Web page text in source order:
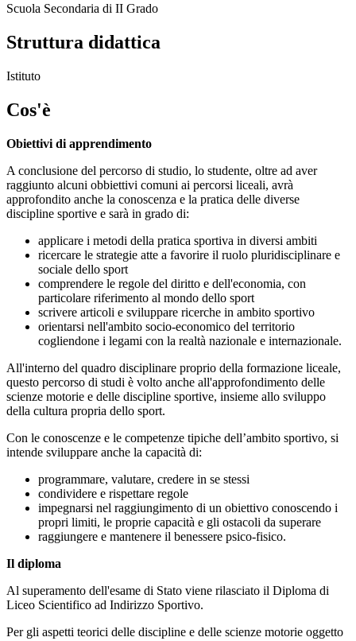
Scuola Secondaria di II Grado
Struttura didattica
Istituto
Cos'è
Obiettivi di apprendimento
A conclusione del percorso di studio, lo studente, oltre ad aver
raggiunto alcuni obbiettivi comuni ai percorsi liceali, avrà
approfondito anche la conoscenza e la pratica delle diverse
discipline sportive e sarà in grado di:
applicare i metodi della pratica sportiva in diversi ambiti
ricercare le strategie atte a favorire il ruolo pluridisciplinare e
sociale dello sport
comprendere le regole del diritto e dell'economia, con
particolare riferimento al mondo dello sport
scrivere articoli e sviluppare ricerche in ambito sportivo
orientarsi nell'ambito socio-economico del territorio
cogliendone i legami con la realtà nazionale e internazionale.
All'interno del quadro disciplinare proprio della formazione liceale,
questo percorso di studi è volto anche all'approfondimento delle
scienze motorie e delle discipline sportive, insieme allo sviluppo
della cultura propria dello sport.
Con le conoscenze e le competenze tipiche dell’ambito sportivo, si
intende sviluppare anche la capacità di:
programmare, valutare, credere in se stessi
condividere e rispettare regole
impegnarsi nel raggiungimento di un obiettivo conoscendo i
propri limiti, le proprie capacità e gli ostacoli da superare
raggiungere e mantenere il benessere psico-fisico.
Il diploma
Al superamento dell'esame di Stato viene rilasciato il Diploma di
Liceo Scientifico ad Indirizzo Sportivo.
Per gli aspetti teorici delle discipline e delle scienze motorie oggetto